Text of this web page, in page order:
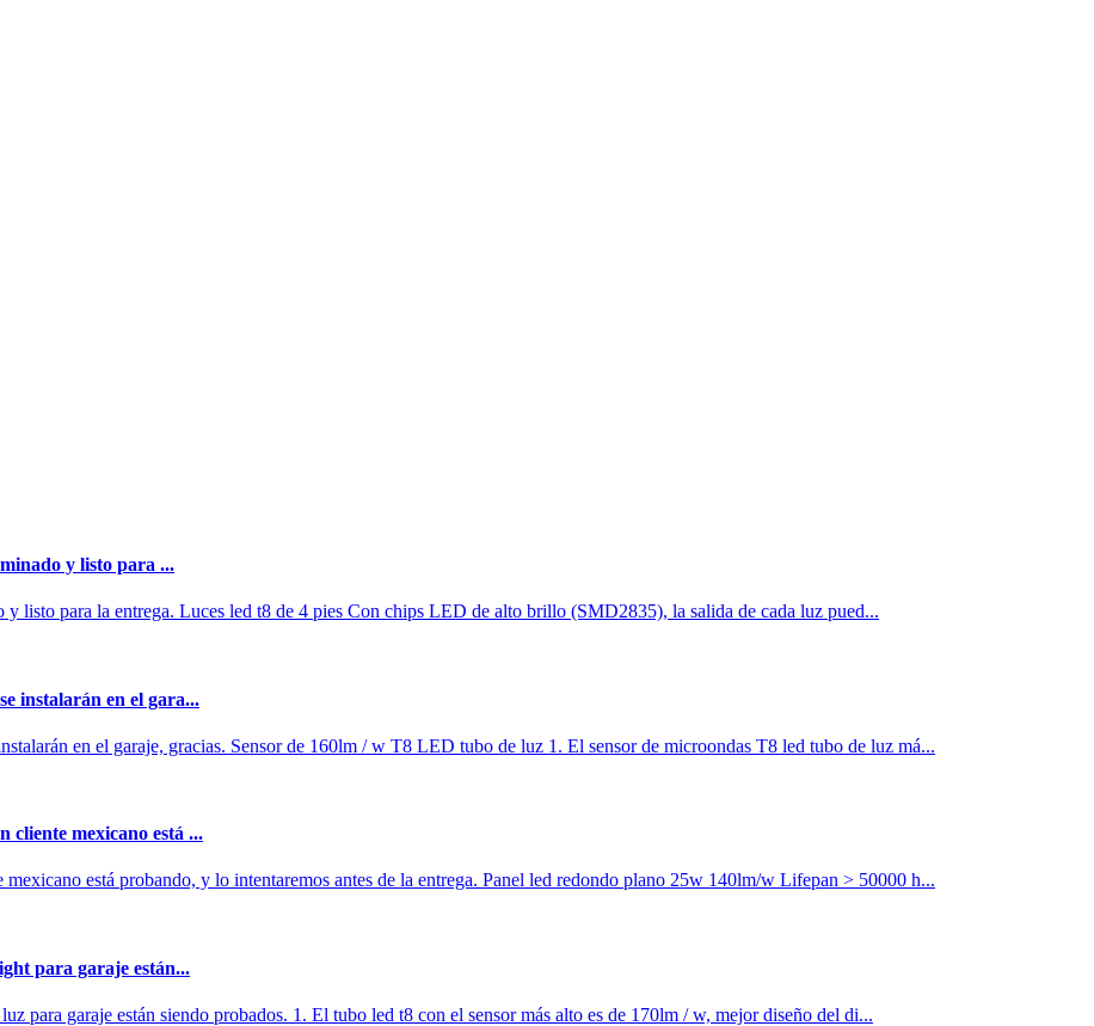
y listo para ...
y listo para la entrega. Luces led t8 de 4 pies Con chips LED de alto brillo (SMD2835), la salida de cada luz pued...
instalarán en el gara...
en el garaje, gracias. Sensor de 160lm / w T8 LED tubo de luz 1. El sensor de microondas T8 led tubo de luz má...
cliente mexicano está ...
está probando, y lo intentaremos antes de la entrega. Panel led redondo plano 25w 140lm/w Lifepan > 50000 h...
para garaje están...
para garaje están siendo probados. 1. El tubo led t8 con el sensor más alto es de 170lm / w, mejor diseño del di...